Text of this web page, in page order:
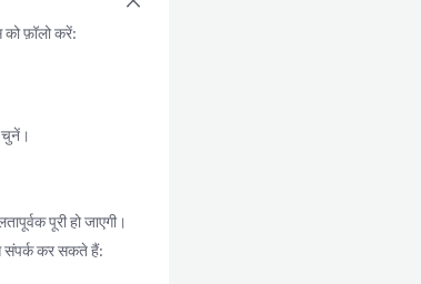
फ़ॉलो करें:
चुनें।
पूरी हो जाएगी।
संपर्क कर सकते हैं: